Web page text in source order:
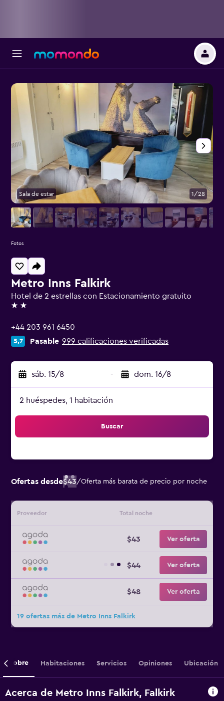
Metro Inns Falkirk
Hotel de 2 estrellas con Estacionamiento gratuito
2 estrellas
+44 203 961 6450
5,7 Pasable 999 calificaciones verificadas
sáb. 15/8 - dom. 16/8
2 huéspedes, 1 habitación
Buscar
Ofertas desde$43/Oferta más barata de precio por noche
Proveedor Total noche
$43 Ver oferta
$44 Ver oferta
$48 Ver oferta
19 ofertas más de Metro Inns Falkirk
Sala de estar 1/28
Fotos
Sobre Habitaciones Servicios Opiniones Ubicación
Acerca de Metro Inns Falkirk, Falkirk